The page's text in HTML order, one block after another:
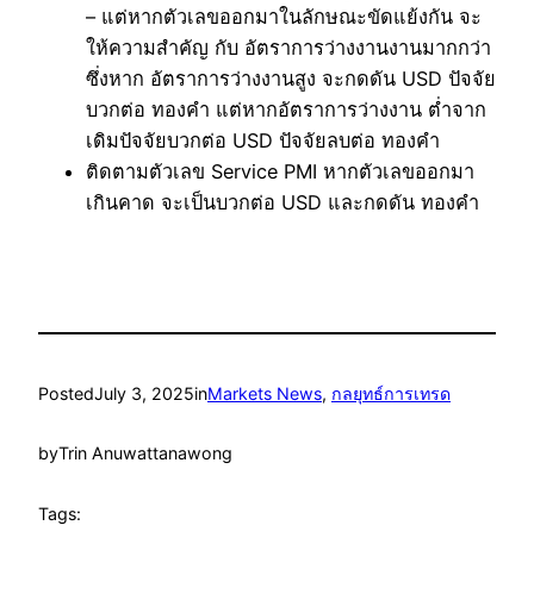
– แต่หากตัวเลขออกมาในลักษณะขัดแย้งกัน จะ
ให้ความสำคัญ กับ อัตราการว่างงานงานมากกว่า
ซึ่งหาก อัตราการว่างงานสูง จะกดดัน USD ปัจจัย
บวกต่อ ทองคำ แต่หากอัตราการว่างงาน ต่ำจาก
เดิมปัจจัยบวกต่อ USD ปัจจัยลบต่อ ทองคำ
ติดตามตัวเลข Service PMI หากตัวเลขออกมา
เกินคาด จะเป็นบวกต่อ USD และกดดัน ทองคำ
PostedJuly 3, 2025inMarkets News, กลยุทธ์การเทรด
byTrin Anuwattanawong
Tags: